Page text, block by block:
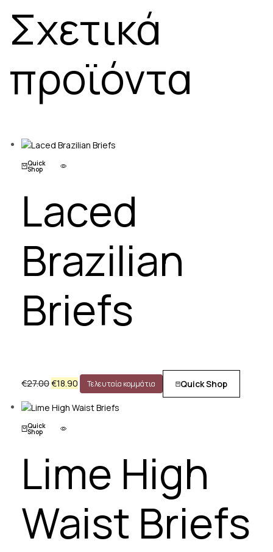
Σχετικά
προϊόντα
Quick
Shop
Laced
Brazilian
Briefs
€27.00€18.90 Τελευταία κομμάτια Quick Shop
Quick
Shop
Lime High
Waist Briefs